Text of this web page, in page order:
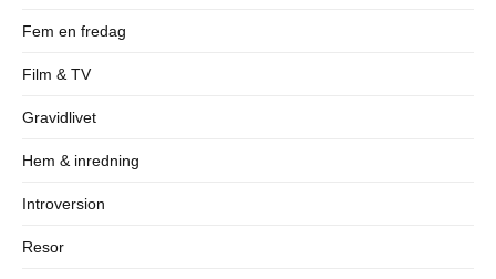
Fem en fredag
Film & TV
Gravidlivet
Hem & inredning
Introversion
Resor